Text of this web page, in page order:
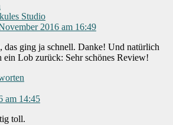
Studio
2016 am 16:49
das ging ja schnell. Danke! Und natürlich
ein Lob zurück: Sehr schönes Review!
am 14:45
toll.